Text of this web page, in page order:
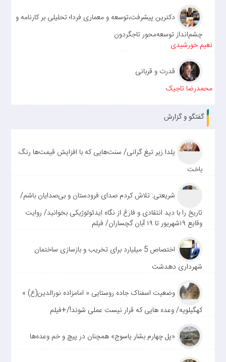
دکترین پیشرفت،توسعه و معماری فردا؛ تحلیلی بر کارنامه و
چشم‌انداز توسعه‌محور تاجگردون
نعیم خورشیدی
قدرت و قربانی
محمدرضا تاجیک
گفتگو و گزارش
یلدا زیر تیغ گرانی/ سنت‌هایی که با افزایش قیمت‌ها رنگ
باخت
شریعتی: تلاش کردم صدای فرودستان و بی‌صدایان باشم/
تاریخ را با دید انتقادی و فارغ از نگاه ایدئولوژیکی بخوانید/ روایت
وقایع ۱۹شهریور تا ۱۹ آبان گچساران/ فیلم
اختصاص 5 میلیارد برای تخریب و بازسازی ساختمان
شهرداری دهدشت
وضعیت اسفناک جاده روستایی « امامزاده نورالدین(ع) »
کهگیلویه/ وعده هایی که قرار نیست عملی شوند!/+فیلم
«پل چهارم بشار یاسوج» همچنان در پیچ و خم وعده‌ها